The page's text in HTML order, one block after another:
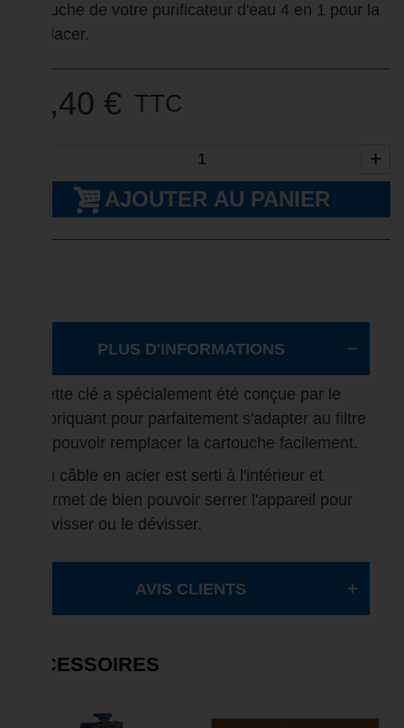
cartouche de votre purificateur d'eau 4 en 1 pour la
remplacer.
38,40 € TTC
+
AJOUTER AU PANIER
PLUS D'INFORMATIONS
Cette clé a spécialement été conçue par le
fabriquant pour parfaitement s'adapter au filtre
et pouvoir remplacer la cartouche facilement.
Un câble en acier est serti à l'intérieur et
permet de bien pouvoir serrer l'appareil pour
le visser ou le dévisser.
AVIS CLIENTS
ACCESSOIRES